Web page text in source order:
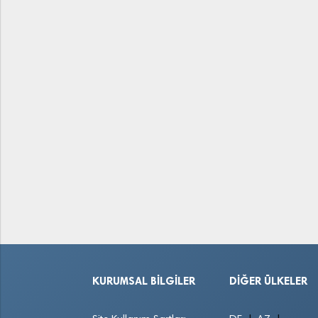
KURUMSAL BILGILER DIĞER ÜLKELER